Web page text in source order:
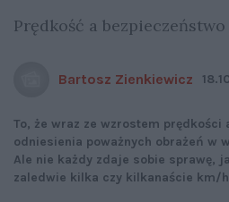
Prędkość a
Bartosz Zienkiewicz
To, że wraz ze wzrostem prędkości
odniesienia poważnych obrażeń w
Ale nie każdy zdaje sobie sprawę,
zaledwie kilka czy kilkanaście km/